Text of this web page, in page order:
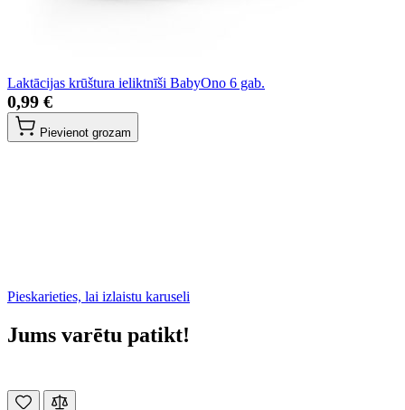
Laktācijas krūštura ieliktnīši BabyOno 6 gab.
0,99 €
Pievienot grozam
Pieskarieties, lai izlaistu karuseli
Jums varētu patikt!